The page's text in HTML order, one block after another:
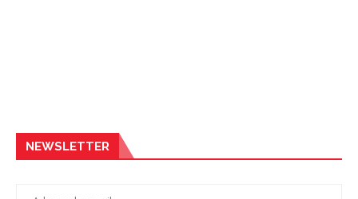
NEWSLETTER